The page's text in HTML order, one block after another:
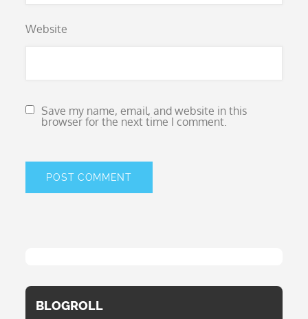
Website
Save my name, email, and website in this
browser for the next time I comment.
BLOGROLL